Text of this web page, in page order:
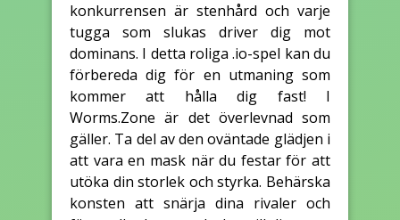
konkurrensen är stenhård och varje
tugga som slukas driver dig mot
dominans. I detta roliga .io-spel kan du
förbereda dig för en utmaning som
kommer att hålla dig fast! I
Worms.Zone är det överlevnad som
gäller. Ta del av den oväntade glädjen i
att vara en mask när du festar för att
utöka din storlek och styrka. Behärska
konsten att snärja dina rivaler och